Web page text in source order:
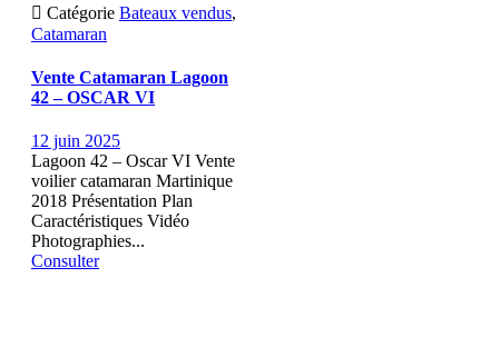
 Catégorie Bateaux vendus,
Catamaran
Vente Catamaran Lagoon
42 – OSCAR VI
12 juin 2025
Lagoon 42 – Oscar VI Vente
voilier catamaran Martinique
2018 Présentation Plan
Caractéristiques Vidéo
Photographies...
Consulter